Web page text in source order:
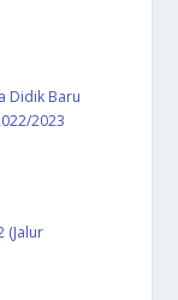
Didik Baru
2023
(Jalur